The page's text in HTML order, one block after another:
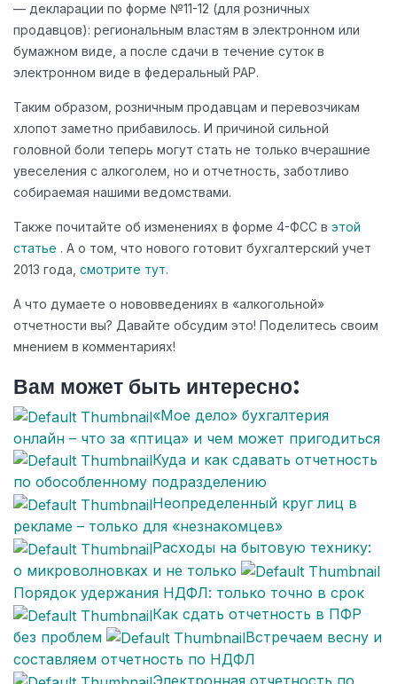
— декларации по форме №11-12 (для розничных
продавцов): региональным властям в электронном или
бумажном виде, а после сдачи в течение суток в
электронном виде в федеральный РАР.
Таким образом, розничным продавцам и перевозчикам
хлопот заметно прибавилось. И причиной сильной
головной боли теперь могут стать не только вчерашние
увеселения с алкоголем, но и отчетность, заботливо
собираемая нашими ведомствами.
Также почитайте об изменениях в форме 4-ФСС в этой
статье . А о том, что нового готовит бухгалтерский учет
2013 года, смотрите тут.
А что думаете о нововведениях в «алкогольной»
отчетности вы? Давайте обсудим это! Поделитесь своим
мнением в комментариях!
Вам может быть интересно:
«Мое дело» бухгалтерия
онлайн – что за «птица» и чем может пригодиться
Куда и как сдавать отчетность
по обособленному подразделению
Неопределенный круг лиц в
рекламе – только для «незнакомцев»
Расходы на бытовую технику:
о микроволновках и не только
Порядок удержания НДФЛ: только точно в срок
Как сдать отчетность в ПФР
без проблем
Встречаем весну и
составляем отчетность по НДФЛ